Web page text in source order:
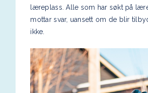
læreplass. Alle som har søkt på
mottar svar, uansett om de blir
ikke.